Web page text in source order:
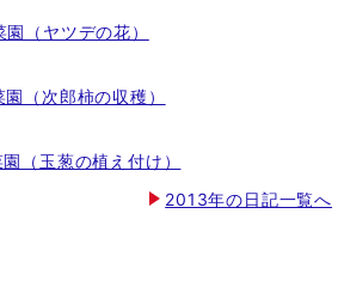
（ヤツデの花）
（次郎柿の収穫）
（玉葱の植え付け）
2013年の日記一覧へ